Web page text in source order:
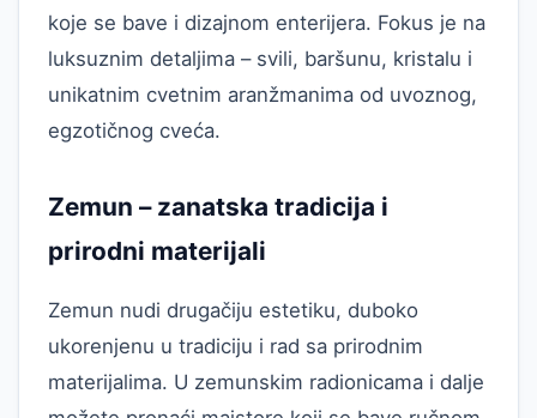
koje se bave i dizajnom enterijera. Fokus je na
luksuznim detaljima – svili, baršunu, kristalu i
unikatnim cvetnim aranžmanima od uvoznog,
egzotičnog cveća.
Zemun – zanatska tradicija i
prirodni materijali
Zemun nudi drugačiju estetiku, duboko
ukorenjenu u tradiciju i rad sa prirodnim
materijalima. U zemunskim radionicama i dalje